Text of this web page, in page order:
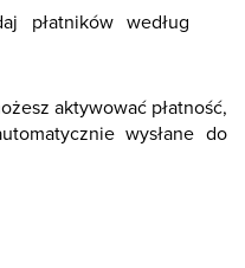
płatników według
aktywować płatność,
wysłane do